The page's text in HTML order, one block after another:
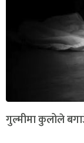
गुल्मीमा कुलोले